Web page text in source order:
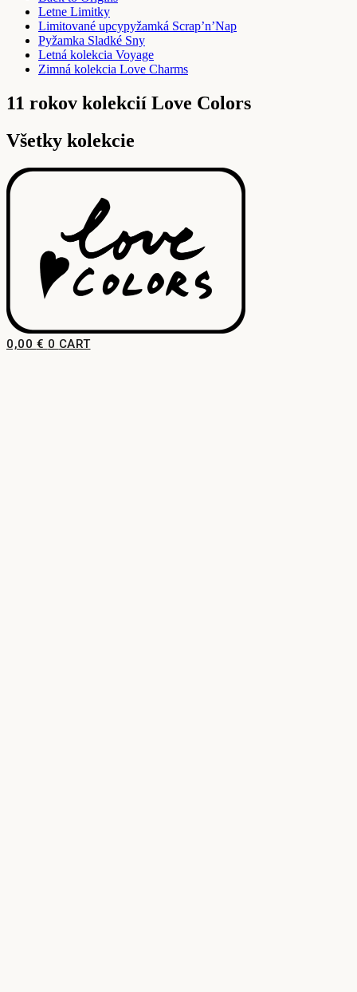
Letne Limitky
Limitované upcypyžamká Scrap’n’Nap
Pyžamka Sladké Sny
Letná kolekcia Voyage
Zimná kolekcia Love Charms
11 rokov kolekcií Love Colors
Všetky kolekcie
0,00 € 0 CART